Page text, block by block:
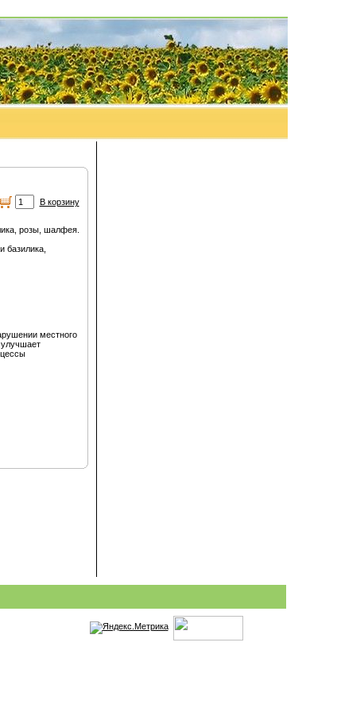
В корзину
розы, шалфея.
базилика,
местного